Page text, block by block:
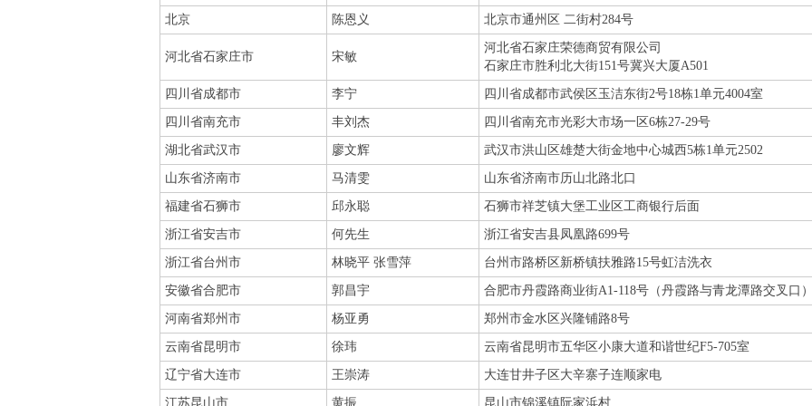
北京 陈恩义 北京市通州区 二街村284号
河北省石家庄市 宋敏
河北省石家庄荣德商贸有限公司
石家庄市胜利北大街151号冀兴大厦A501
四川省成都市 李宁 四川省成都市武侯区玉洁东街2号18栋1单元4004室
四川省南充市 丰刘杰 四川省南充市光彩大市场一区6栋27-29号
湖北省武汉市 廖文辉 武汉市洪山区雄楚大街金地中心城西5栋1单元2502
山东省济南市 马清雯 山东省济南市历山北路北口
福建省石狮市 邱永聪 石狮市祥芝镇大堡工业区工商银行后面
浙江省安吉市 何先生 浙江省安吉县凤凰路699号
浙江省台州市 林晓平 张雪萍 台州市路桥区新桥镇扶雅路15号虹洁洗衣
安徽省合肥市 郭昌宇 合肥市丹霞路商业街A1-118号（丹霞路与青龙潭路交叉口
河南省郑州市 杨亚勇 郑州市金水区兴隆铺路8号
云南省昆明市 徐玮 云南省昆明市五华区小康大道和谐世纪F5-705室
辽宁省大连市 王崇涛 大连甘井子区大辛寨子连顺家电
江苏昆山市 黄振 昆山市锦溪镇阮家浜村